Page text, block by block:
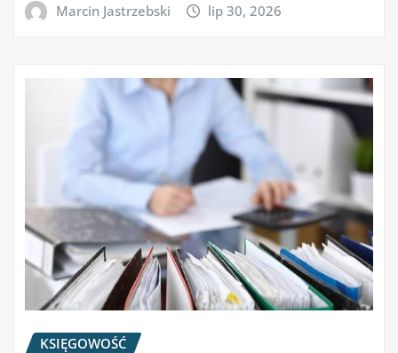
Marcin Jastrzebski lip 30, 2026
KSIĘGOWOŚĆ